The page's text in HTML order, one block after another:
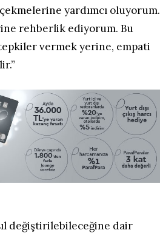
yardımcı oluyorum.
rehberlik ediyorum. Bu
vermek yerine, empati
değiştirilebileceğine dair